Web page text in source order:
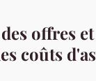
offres
coûts